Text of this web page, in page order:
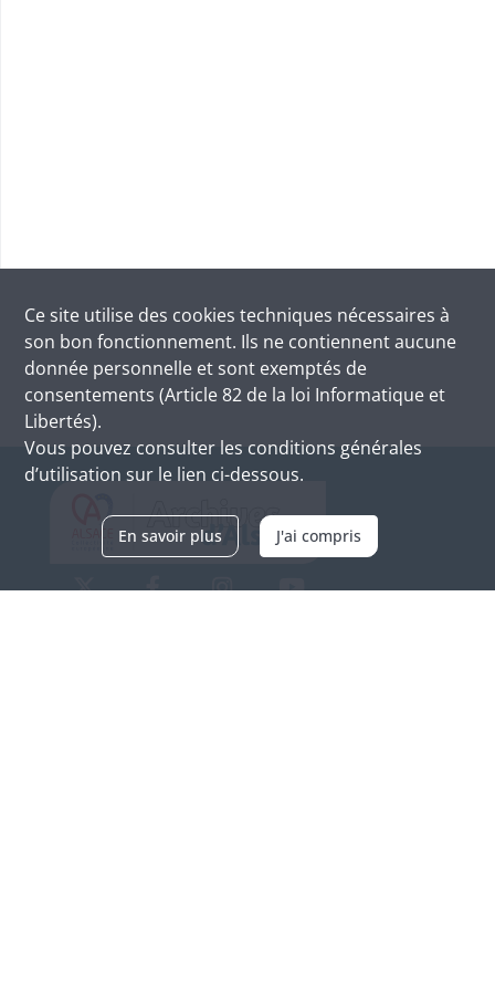
Ce site utilise des cookies techniques nécessaires à
son bon fonctionnement. Ils ne contiennent aucune
donnée personnelle et sont exemptés de
consentements (Article 82 de la loi Informatique et
Libertés).
Vous pouvez consulter les conditions générales
d’utilisation sur le lien ci-dessous.
En savoir plus J'ai compris